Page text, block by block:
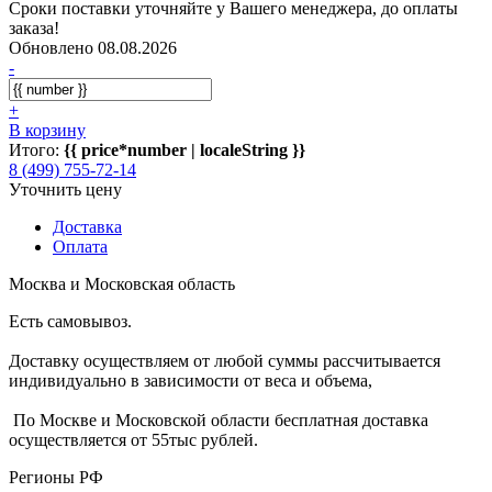
Сроки поставки уточняйте у Вашего менеджера, до оплаты
заказа!
Обновлено 08.08.2026
-
+
В корзину
Итого: {{ price*number | localeString }}
8 (499) 755-72-14
Уточнить цену
Доставка
Оплата
Москва и Московская область
Есть самовывоз.
Доставку осуществляем от любой суммы рассчитывается
индивидуально в зависимости от веса и объема,
По Москве и Московской области бесплатная доставка
осуществляется от 55тыс рублей.
Регионы РФ